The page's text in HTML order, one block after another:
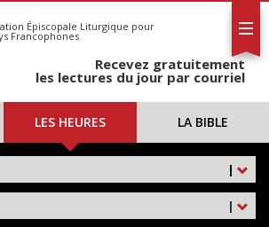
Épiscopale Liturgique pour
Francophones
Recevez gratuitement
les lectures du jour par courriel
LES HEURES LA BIBLE
|
|